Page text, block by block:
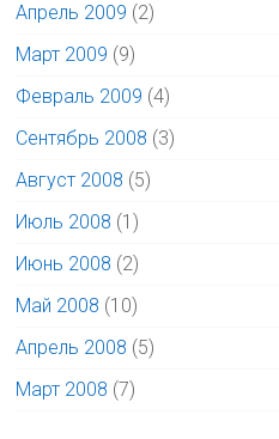
Апрель 2009 (2)
Март 2009 (9)
Февраль 2009 (4)
Сентябрь 2008 (3)
Август 2008 (5)
Июль 2008 (1)
Июнь 2008 (2)
Май 2008 (10)
Апрель 2008 (5)
Март 2008 (7)